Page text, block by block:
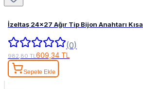
İzeltaş 24x27 Ağır Tip Bijon Anahtarı Kısa
(0)
982,80 TL609,34 TL
Sepete Ekle